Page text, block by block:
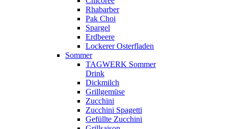
Rhabarber
Pak Choi
Spargel
Erdbeere
Lockerer Osterfladen
Sommer
TAGWERK Sommer
Drink
Dickmilch
Grillgemüse
Zucchini
Zucchini Spagetti
Gefüllte Zucchini